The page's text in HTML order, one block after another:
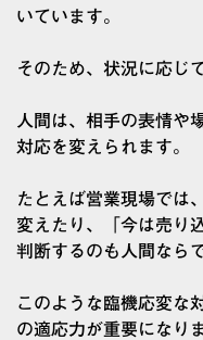
いています。
そのため、状況に応じ
人間は、相手の表情や
対応を変えられます。
たとえば営業現場では
変えたり、「今は売り
判断するのも人間なら
このような臨機応変な
の適応力が重要になり